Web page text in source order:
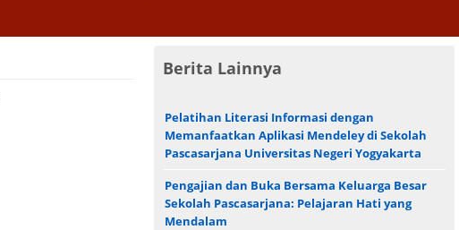
Berita Lainnya
Pelatihan Literasi Informasi dengan
Memanfaatkan Aplikasi Mendeley di Sekolah
Pascasarjana Universitas Negeri Yogyakarta
Pengajian dan Buka Bersama Keluarga Besar
Sekolah Pascasarjana: Pelajaran Hati yang
Mendalam